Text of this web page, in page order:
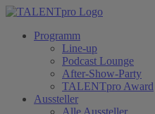
Programm
Line-up
Podcast Lounge
After-Show-Party
TALENTpro Award
Aussteller
Alle Aussteller